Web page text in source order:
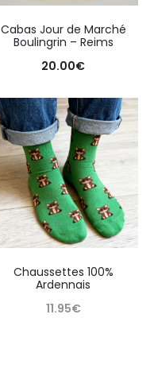
Cabas Jour de Marché
Boulingrin – Reims
20.00€
Chaussettes 100%
Ardennais
11.95€